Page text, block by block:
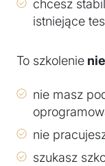
chcesz
istniejące
To szkolenie
nie masz
nie
szukasz